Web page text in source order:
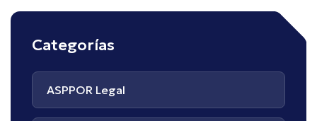
Categorías
ASPPOR Legal